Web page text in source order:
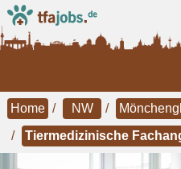
Home NW
Tiermedizinische